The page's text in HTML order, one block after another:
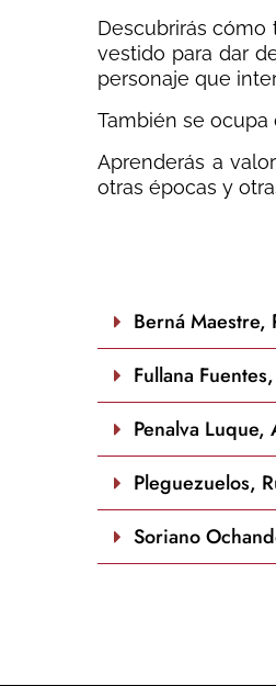
Descubrirás
vestido para dar
personaje que
También se ocupa
Aprenderás a
otras épocas y
Berná Maestre,
Fullana
Penalva Luque,
Pleguezuelos,
Soriano